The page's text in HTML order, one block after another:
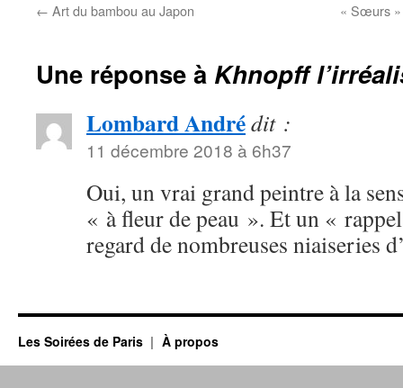
← Art du bambou au Japon « Sœurs »
Une réponse à Khnopff
Lombard Andrédit :
11 décembre 2018 à 6h37
Oui, un vrai grand peintre à la
« à fleur de peau ». Et un «
regard de nombreuses niaiseries
Les Soirées de Paris À propos